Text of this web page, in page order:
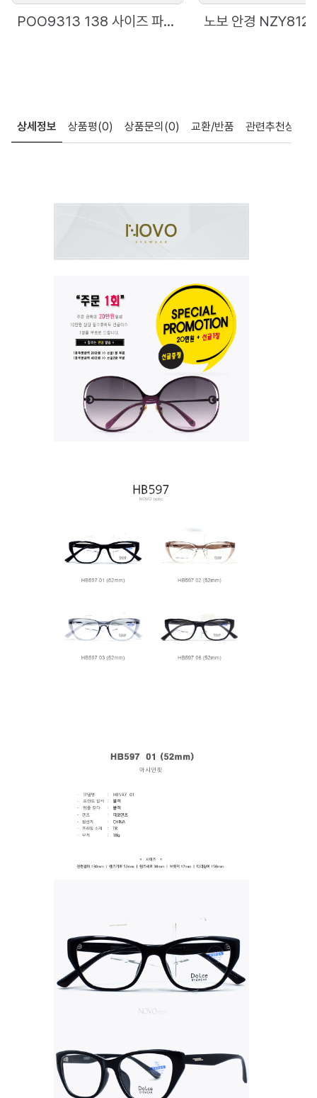
POO9313 138 사이즈 파토스 선글라스
상세정보 상품평(0) 상품문의 (0) 교환/반품 관련추천상품